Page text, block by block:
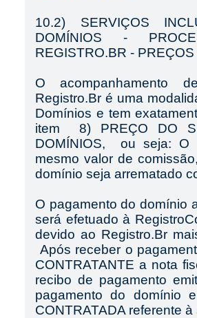
10.2) SERVIÇOS
DOMÍNIOS -
REGISTRO.BR - PREÇOS
O acompanhamento
Registro.Br é uma
Domínios e tem
item 8) PREÇO DO
DOMÍNIOS, ou seja: O
mesmo valor de
domínio seja arrematado
O pagamento do domínio
será efetuado à
devido ao Registro.Br
Após receber o
CONTRATANTE a nota
recibo de pagamento
pagamento do domínio
CONTRATADA referente